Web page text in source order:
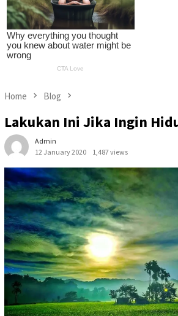
Home Blog
Lakukan Ini Jika Ingin
Admin
12 January 2020
1,487 views